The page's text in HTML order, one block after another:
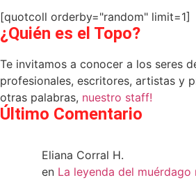
[quotcoll orderby="random" limit=1]
¿Quién es el Topo?
Te invitamos a conocer a los seres
profesionales, escritores, artistas y
otras palabras, nuestro staff!
Último Comentario
Eliana Corral H.
en La leyenda del muérdago